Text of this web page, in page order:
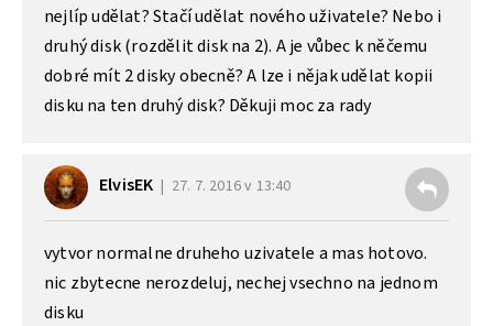
nejlíp udělat? Stačí udělat nového uživatele? Nebo i
druhý disk (rozdělit disk na 2). A je vůbec k něčemu
dobré mít 2 disky obecně? A lze i nějak udělat kopii
disku na ten druhý disk? Děkuji moc za rady
ElvisEK 27. 7. 2016 v 13:40
vytvor normalne druheho uzivatele a mas hotovo.
nic zbytecne nerozdeluj, nechej vsechno na jednom
disku